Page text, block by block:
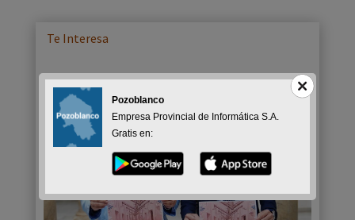
Te Interesa
Pozoblanco
Empresa Provincial de Informática S.A.
Gratis en: